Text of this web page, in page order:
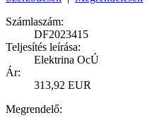
Számlaszám:
DF2023415
Teljesítés leírása:
Elektrina OcÚ
Ár:
313,92 EUR
Megrendelő: